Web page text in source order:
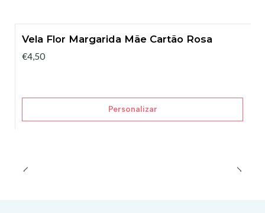
Vela Flor Margarida Mãe Cartão Rosa
€4,50
Personalizar